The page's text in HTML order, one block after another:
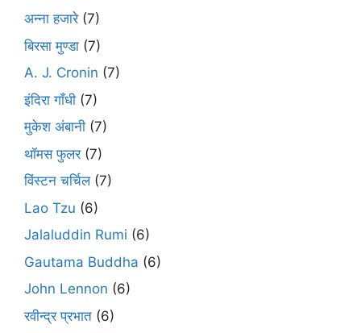
अन्ना हजारे(7)
बिरसा मुण्डा (7)
A. J. Cronin (7)
इंदिरा गाँधी (7)
मुकेश अंबानी (7)
थॉमस फुलर(7)
विंस्टन चर्चिल(7)
Lao Tzu (6)
Jalaluddin Rumi (6)
Gautama Buddha (6)
John Lennon (6)
रवीन्द्र प्रभात (6)